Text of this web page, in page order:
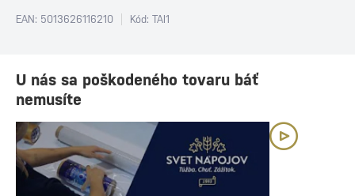
EAN: 5013626116210 Kód: TAI1
U nás sa poškodeného tovaru báť
nemusíte